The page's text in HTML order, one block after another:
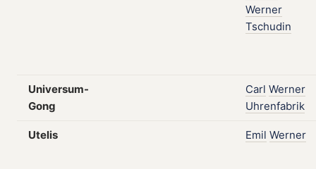
Werner
Tschudin
Universum-
Gong
Carl Werner
Uhrenfabrik
Utelis Emil Werner